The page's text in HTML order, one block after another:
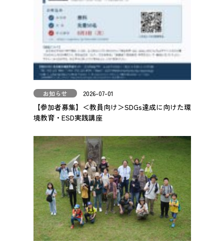
【参加者募集】＜教員向け＞SDGs達成に向けた環
境教育・ESD実践講座
お知らせ 2026-07-01